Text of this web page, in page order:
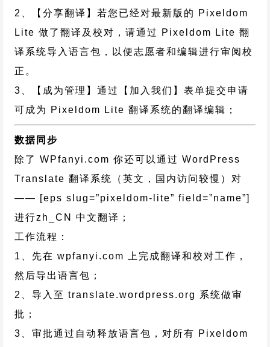
2、【分享翻译】若您已经对最新版的 Pixeldom
Lite 做了翻译及校对，请通过 Pixeldom Lite 翻
译系统导入语言包，以便志愿者和编辑进行审阅校
正。
3、【成为管理】通过【加入我们】表单提交申请
可成为 Pixeldom Lite 翻译系统的翻译编辑；
数据同步
除了 WPfanyi.com 你还可以通过WordPress
Translate 翻译系统（英文，国内访问较慢）对
—— [eps slug=”pixeldom-lite” field=”name”]
进行zh_CN
中文翻译；
工作流程：
1、先在 wpfanyi.com 上完成翻译和校对工作，
然后导出语言包；
2、导入至 translate.wordpress.org 系统做审
批；
3、审批通过自动释放语言包，对所有 Pixeldom